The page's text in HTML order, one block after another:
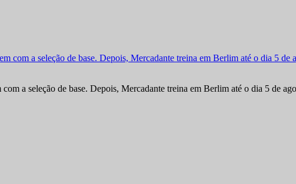
a seleção de base. Depois, Mercadante treina em Berlim até o dia 5 de